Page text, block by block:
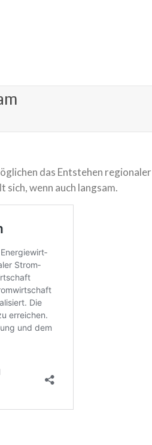
das Entstehen regio­na­ler
wenn auch lang­sam.